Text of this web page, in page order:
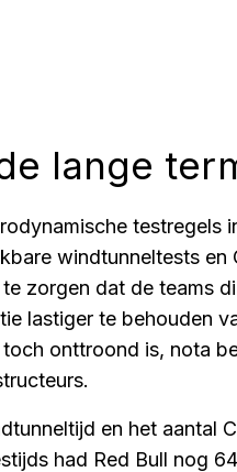
lange
testregels
windtunneltests
zorgen dat de teams
lastiger te behouden
toch onttroond is, nota
en het aantal
had Red Bull nog